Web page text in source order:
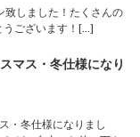
しました！たくさんの
うございます！[…]
マス・冬仕様になり
・冬仕様になりまし